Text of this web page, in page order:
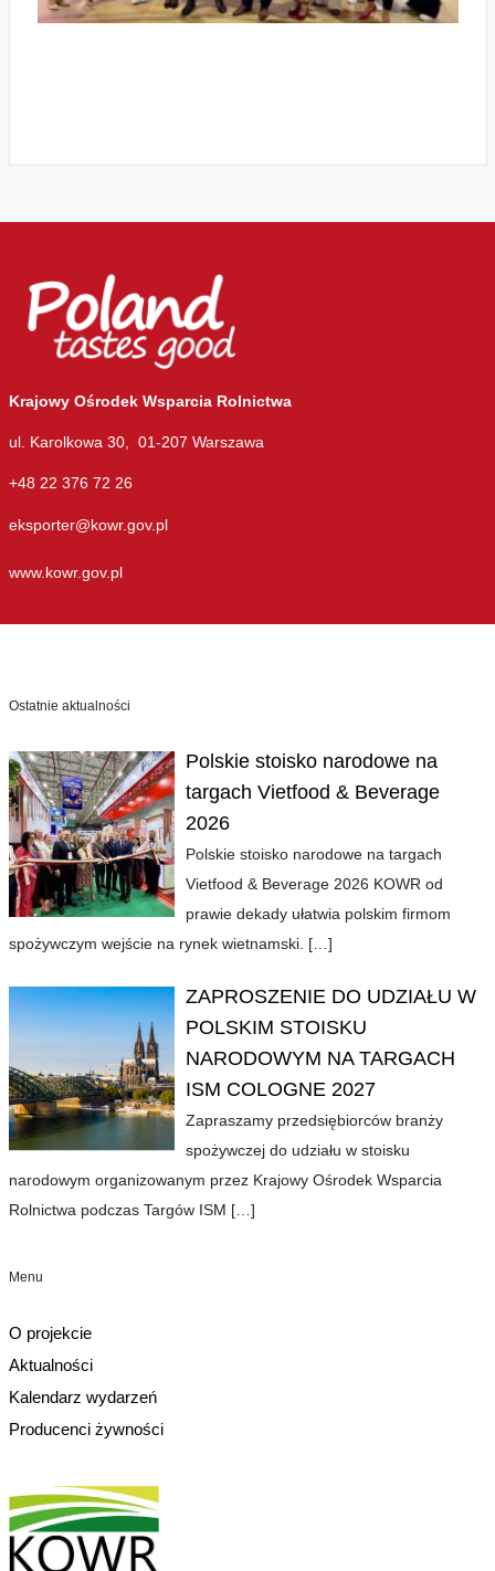
Krajowy Ośrodek Wsparcia Rolnictwa
ul. Karolkowa 30, 01-207 Warszawa
+48 22 376 72 26
eksporter@kowr.gov.pl
www.kowr.gov.pl
Ostatnie aktualności
Polskie stoisko narodowe na
targach Vietfood & Beverage
2026
Polskie stoisko narodowe na targach
Vietfood & Beverage 2026 KOWR od
prawie dekady ułatwia polskim firmom
spożywczym wejście na rynek wietnamski. […]
ZAPROSZENIE DO UDZIAŁU W
POLSKIM STOISKU
NARODOWYM NA TARGACH
ISM COLOGNE 2027
Zapraszamy przedsiębiorców branży
spożywczej do udziału w stoisku
narodowym organizowanym przez Krajowy Ośrodek Wsparcia
Rolnictwa podczas Targów ISM […]
Menu
O projekcie
Aktualności
Kalendarz wydarzeń
Producenci żywności